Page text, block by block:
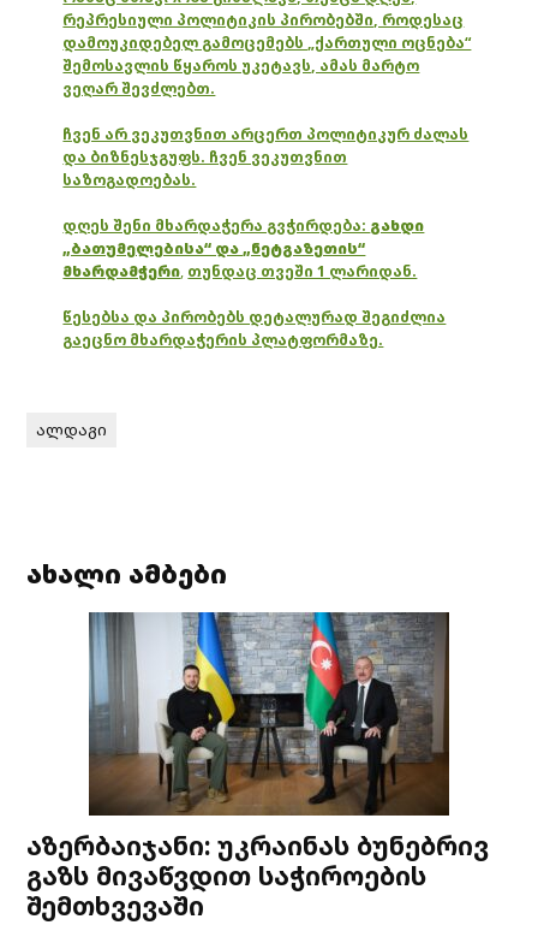
რეპრესიული პოლიტიკის პირობებში, როდესაც
დამოუკიდებელ გამოცემებს „ქართული ოცნება“
შემოსავლის წყაროს უკეტავს, ამას მარტო
ვეღარ შევძლებთ.
ჩვენ არ ვეკუთვნით არცერთ პოლიტიკურ ძალას
და ბიზნესჯგუფს. ჩვენ ვეკუთვნით
საზოგადოებას.
დღეს შენი მხარდაჭერა გვჭირდება: გახდი
„ბათუმელებისა“ და „ნეტგაზეთის“
მხარდამჭერი, თუნდაც თვეში 1 ლარიდან.
წესებსა და პირობებს დეტალურად შეგიძლია
გაეცნო მხარდაჭერის პლატფორმაზე.
ალდაგი
ახალი ამბები
აზერბაიჯანი: უკრაინას ბუნებრივ
გაზს მივაწვდით საჭიროების
შემთხვევაში